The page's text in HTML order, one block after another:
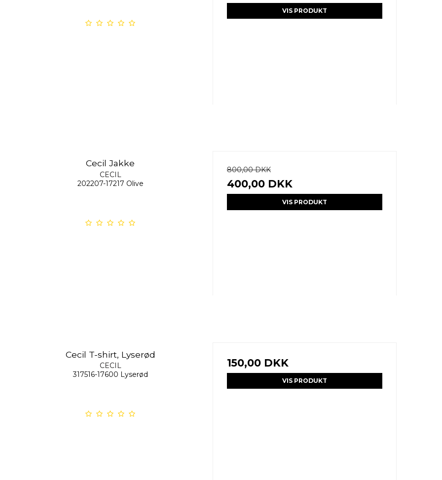
VIS PRODUKT
Cecil Jakke
CECIL
202207-17217 Olive
800,00 DKK
400,00 DKK
VIS PRODUKT
Cecil T-shirt, Lyserød
CECIL
317516-17600 Lyserød
150,00 DKK
VIS PRODUKT